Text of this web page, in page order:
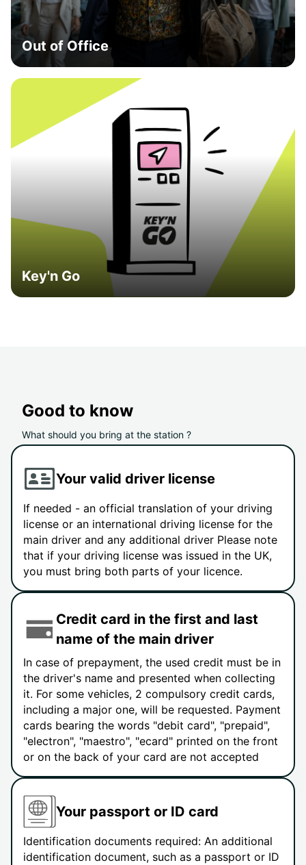
Out of Office
Key'n Go
Good to know
What should you bring at the station ?
Your valid driver license
If needed - an official translation of your driving
license or an international driving license for the
main driver and any additional driver Please note
that if your driving license was issued in the UK,
you must bring both parts of your licence.
Credit card in the first and last
name of the main driver
In case of prepayment, the used credit must be in
the driver's name and presented when collecting
it. For some vehicles, 2 compulsory credit cards,
including a major one, will be requested. Payment
cards bearing the words "debit card", "prepaid",
"electron", "maestro", "ecard" printed on the front
or on the back of your card are not accepted
Your passport or ID card
Identification documents required: An additional
identification document, such as a passport or ID